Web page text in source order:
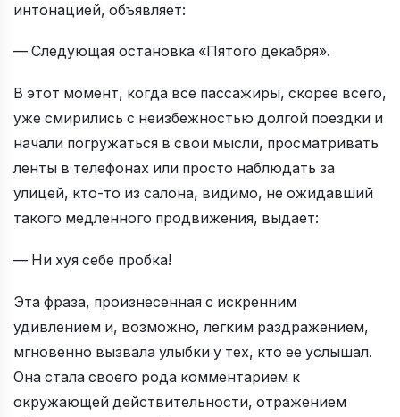
интонацией, объявляет:
— Следующая остановка «Пятого декабря».
В этот момент, когда все пассажиры, скорее всего,
уже смирились с неизбежностью долгой поездки и
начали погружаться в свои мысли, просматривать
ленты в телефонах или просто наблюдать за
улицей, кто-то из салона, видимо, не ожидавший
такого медленного продвижения, выдает:
— Ни хуя себе пробка!
Эта фраза, произнесенная с искренним
удивлением и, возможно, легким раздражением,
мгновенно вызвала улыбки у тех, кто ее услышал.
Она стала своего рода комментарием к
окружающей действительности, отражением